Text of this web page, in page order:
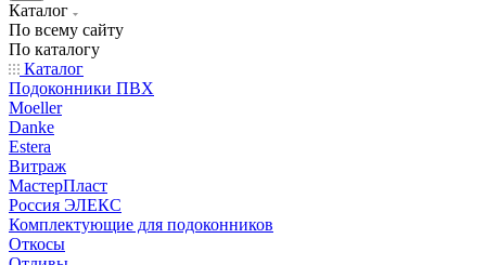
Каталог
По всему сайту
По каталогу
Каталог
Подоконники ПВХ
Moeller
Danke
Estera
Витраж
МастерПласт
Россия ЭЛЕКС
Комплектующие для подоконников
Откосы